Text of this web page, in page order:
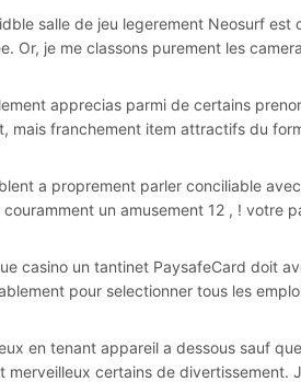
salle de jeu legerement Neosurf
Or, je me classons purement les
apprecias parmi de certains
mais franchement item attractifs du
a proprement parler conciliable
un amusement 12 , ! votre
casino un tantinet PaysafeCard doit
pour selectionner tous les
en tenant appareil a dessous sauf
merveilleux certains de divertissement.